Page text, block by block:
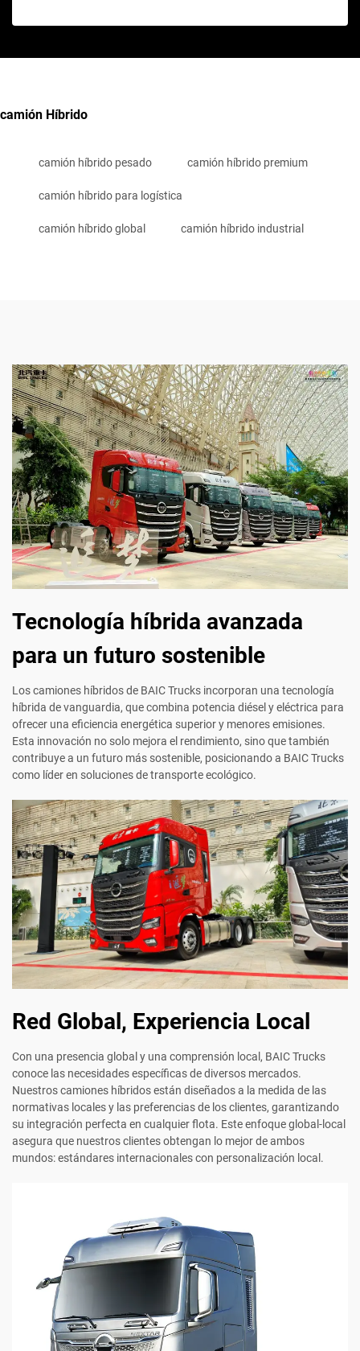
camión Híbrido
camión híbrido pesado camión híbrido premium
camión híbrido para logística
camión híbrido global camión híbrido industrial
Tecnología híbrida avanzada
para un futuro sostenible
Los camiones híbridos de BAIC Trucks incorporan una tecnología
híbrida de vanguardia, que combina potencia diésel y eléctrica para
ofrecer una eficiencia energética superior y menores emisiones.
Esta innovación no solo mejora el rendimiento, sino que también
contribuye a un futuro más sostenible, posicionando a BAIC Trucks
como líder en soluciones de transporte ecológico.
Red Global, Experiencia Local
Con una presencia global y una comprensión local, BAIC Trucks
conoce las necesidades específicas de diversos mercados.
Nuestros camiones híbridos están diseñados a la medida de las
normativas locales y las preferencias de los clientes, garantizando
su integración perfecta en cualquier flota. Este enfoque global-local
asegura que nuestros clientes obtengan lo mejor de ambos
mundos: estándares internacionales con personalización local.